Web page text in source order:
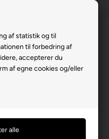
af statistik og til
til forbedring af
accepterer du
af egne cookies og/eller
info
Inspiration